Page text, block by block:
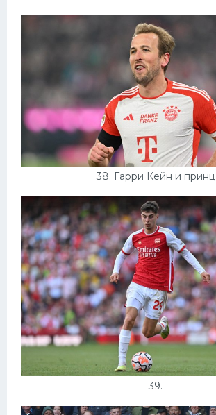
38. Гарри Кейн и принц
39.